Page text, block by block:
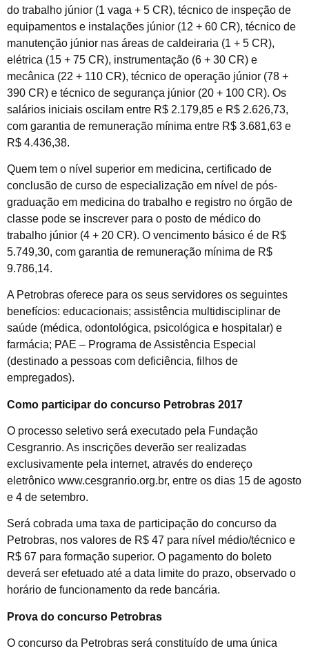
do trabalho júnior (1 vaga + 5 CR), técnico de inspeção de
equipamentos e instalações júnior (12 + 60 CR), técnico de
manutenção júnior nas áreas de caldeiraria (1 + 5 CR),
elétrica (15 + 75 CR), instrumentação (6 + 30 CR) e
mecânica (22 + 110 CR), técnico de operação júnior (78 +
390 CR) e técnico de segurança júnior (20 + 100 CR). Os
salários iniciais oscilam entre R$ 2.179,85 e R$ 2.626,73,
com garantia de remuneração mínima entre R$ 3.681,63 e
R$ 4.436,38.
Quem tem o nível superior em medicina, certificado de
conclusão de curso de especialização em nível de pós-
graduação em medicina do trabalho e registro no órgão de
classe pode se inscrever para o posto de médico do
trabalho júnior (4 + 20 CR). O vencimento básico é de R$
5.749,30, com garantia de remuneração mínima de R$
9.786,14.
A Petrobras oferece para os seus servidores os seguintes
benefícios: educacionais; assistência multidisciplinar de
saúde (médica, odontológica, psicológica e hospitalar) e
farmácia; PAE – Programa de Assistência Especial
(destinado a pessoas com deficiência, filhos de
empregados).
Como participar do concurso Petrobras 2017
O processo seletivo será executado pela Fundação
Cesgranrio. As inscrições deverão ser realizadas
exclusivamente pela internet, através do endereço
eletrônico www.cesgranrio.org.br, entre os dias 15 de agosto
e 4 de setembro.
Será cobrada uma taxa de participação do concurso da
Petrobras, nos valores de R$ 47 para nível médio/técnico e
R$ 67 para formação superior. O pagamento do boleto
deverá ser efetuado até a data limite do prazo, observado o
horário de funcionamento da rede bancária.
Prova do concurso Petrobras
O concurso da Petrobras será constituído de uma única